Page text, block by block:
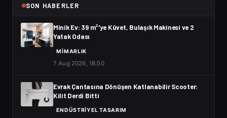
SON HABERLER
Minik Ev: 39 m²'ye Küvet, Bulaşık Makinesi ve 2
Yatak Odası
MIMARLIK
7 Aug 2026, 18:50
Evrak Çantasına Dönüşen Katlanabilir Scooter:
Kilit Derdi Bitti
ENDÜSTRIYEL TASARIM